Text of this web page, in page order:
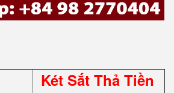
Két Sắt Thả Tiền